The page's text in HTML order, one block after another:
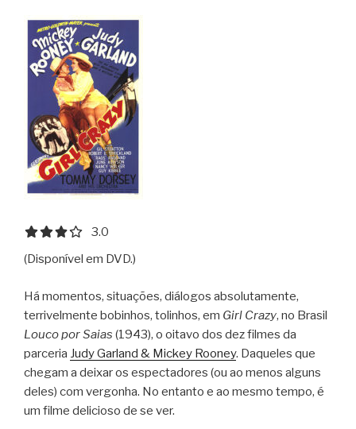
in
Pop”
3.0 out of 5.0 stars
3.0
(Disponível em DVD.)
Há momentos, situações, diálogos absolutamente,
terrivelmente bobinhos, tolinhos, em Girl Crazy, no Brasil
Louco por Saias (1943), o oitavo dos dez filmes da
parceria Judy Garland & Mickey Rooney. Daqueles que
chegam a deixar os espectadores (ou ao menos alguns
deles) com vergonha. No entanto e ao mesmo tempo, é
um filme delicioso de se ver.